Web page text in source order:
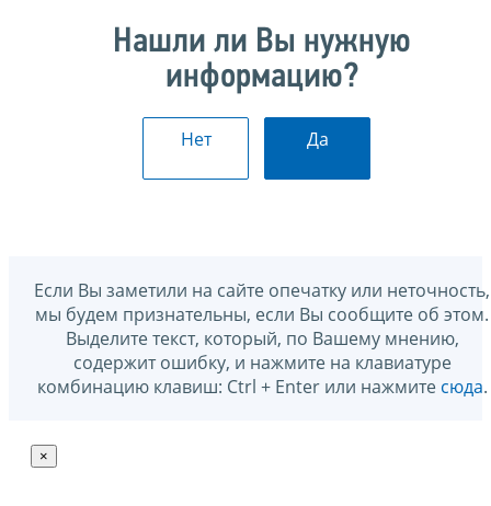
Нашли ли Вы нужную
информацию?
Нет Да
Если Вы заметили на сайте опечатку или неточность,
мы будем признательны, если Вы сообщите об этом.
Выделите текст, который, по Вашему мнению,
содержит ошибку, и нажмите на клавиатуре
комбинацию клавиш: Ctrl + Enter или нажмите сюда.
×